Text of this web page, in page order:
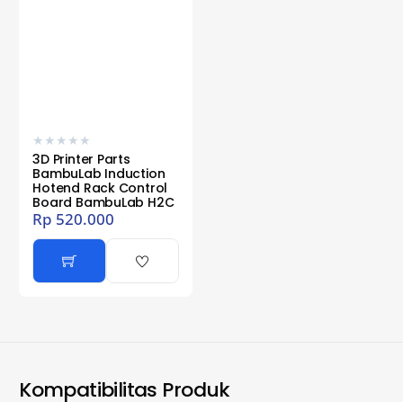
★ ★ ★ ★ ★
3D Printer Parts
BambuLab Induction
Hotend Rack Control
Board BambuLab H2C
Rp 520.000
Kompatibilitas Produk